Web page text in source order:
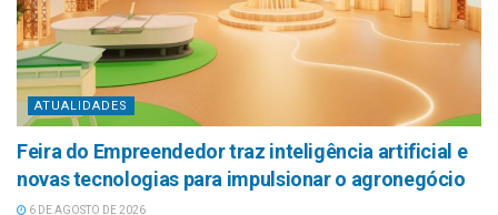
ATUALIDADES
Feira do Empreendedor traz inteligência artificial e
novas tecnologias para impulsionar o agronegócio
6 DE AGOSTO DE 2026